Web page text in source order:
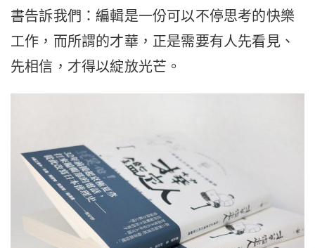
書告訴我們：編輯是一份可以不停思考的快樂
工作，而所謂的才華，正是需要有人先看見、
先相信，才得以綻放光芒。